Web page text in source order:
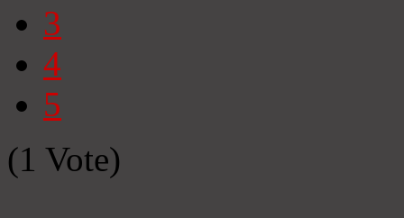
3
4
5
(1 Vote)